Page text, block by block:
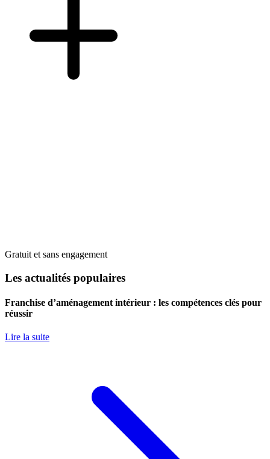
Gratuit et sans engagement
Les actualités populaires
Franchise d’aménagement intérieur : les compétences clés pour
réussir
Lire la suite